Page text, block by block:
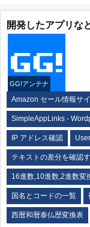
開発したアプリな
GG!アンテナ
Amazon セール情報サ
SimpleAppLinks -
IP アドレス確認
テキストの差分を確認
16進数,10進数,2進数変
国名とコードの一覧
西暦和暦泰仏歴変換表